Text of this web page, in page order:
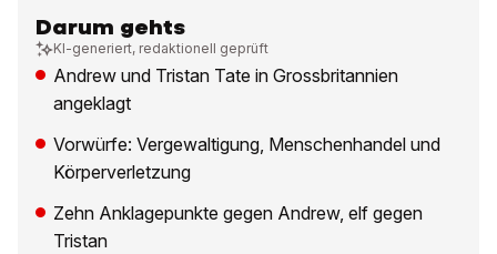
Darum gehts
KI-generiert, redaktionell geprüft
Andrew und Tristan Tate in Grossbritannien
angeklagt
Vorwürfe: Vergewaltigung, Menschenhandel und
Körperverletzung
Zehn Anklagepunkte gegen Andrew, elf gegen
Tristan